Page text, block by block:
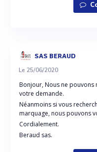
SAS BERAUD
Le 25/06/2020
Bonjour, Nous ne
votre demande.
Néanmoins si vous
marquage, nous pouvons
Cordialement.
Beraud sas.